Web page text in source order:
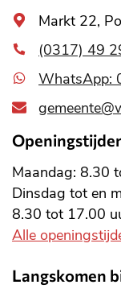
Algemeen
adres
Markt 22,
(0317) 49
WhatsApp:
Maandag: 8.30
Dinsdag tot en
8.30 tot 17.00
Alle
Langskomen